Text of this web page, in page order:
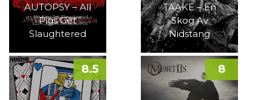
AUTOPSY – All
Pigs Get
Slaughtered
TAAKE – En
Skog Av
Nidstang
8.5 8